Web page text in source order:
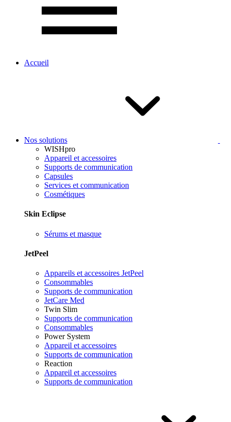
Accueil
Nos solutions
WISHpro
Appareil et accessoires
Supports de communication
Capsules
Services et communication
Cosmétiques
Skin Eclipse
Sérums et masque
JetPeel
Appareils et accessoires JetPeel
Consommables
Supports de communication
JetCare Med
Twin Slim
Supports de communication
Consommables
Power System
Appareil et accessoires
Supports de communication
Reaction
Appareil et accessoires
Supports de communication